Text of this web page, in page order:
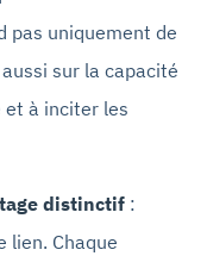
pas uniquement de
sur la capacité
à inciter les
distinctif :
lien. Chaque